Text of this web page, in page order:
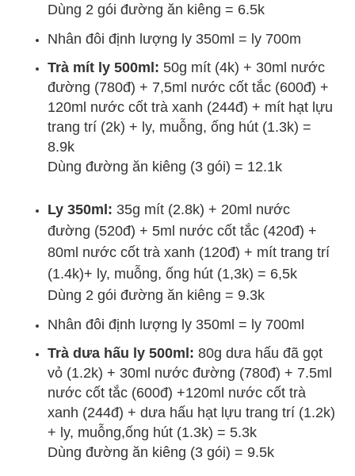
Dùng 2 gói đường ăn kiêng = 6.5k
Nhân đôi định lượng ly 350ml = ly 700m
Trà mít ly 500ml: 50g mít (4k) + 30ml nước
đường (780đ) + 7,5ml nước cốt tắc (600đ) +
120ml nước cốt trà xanh (244đ) + mít hạt lựu
trang trí (2k) + ly, muỗng, ống hút (1.3k) =
8.9k
Dùng đường ăn kiêng (3 gói) = 12.1k
Ly 350ml: 35g mít (2.8k) + 20ml nước
đường (520đ) + 5ml nước cốt tắc (420đ) +
80ml nước cốt trà xanh (120đ) + mít trang trí
(1.4k)+ ly, muỗng, ống hút (1,3k) = 6,5k
Dùng 2 gói đường ăn kiêng = 9.3k
Nhân đôi định lượng ly 350ml = ly 700ml
Trà dưa hấu ly 500ml: 80g dưa hấu đã gọt
vỏ (1.2k) + 30ml nước đường (780đ) + 7.5ml
nước cốt tắc (600đ) +120ml nước cốt trà
xanh (244đ) + dưa hấu hạt lựu trang trí (1.2k)
+ ly, muỗng,ống hút (1.3k) = 5.3k
Dùng đường ăn kiêng (3 gói) = 9.5k